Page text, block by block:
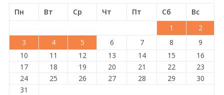
Пн
Вт Ср Чт Пт Сб
Вс
1
2
3
4 5 6 7 8
9
10
11 12 13 14 15
16
17
18 19 20 21 22
23
24
25 26 27 28 29
30
31